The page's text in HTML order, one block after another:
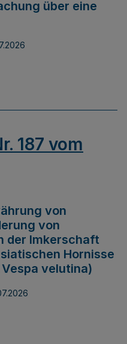
über eine
187 vom
von
von
der Imkerschaft
Hornisse
velutina)